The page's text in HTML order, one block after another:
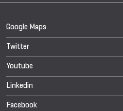
Google Maps
Twitter
Youtube
Linkedin
Facebook